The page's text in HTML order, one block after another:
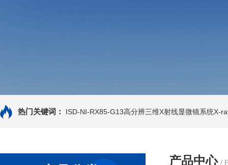
热门关键词： ISD-NI-RX85-G13高分辨三维X射线显微镜系统X-
产品中心 /